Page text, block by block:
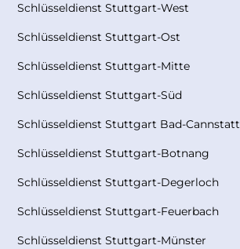
Schlüsseldienst Stuttgart-West
Schlüsseldienst Stuttgart-Ost
Schlüsseldienst Stuttgart-Mitte
Schlüsseldienst Stuttgart-Süd
Schlüsseldienst Stuttgart Bad-Cannstatt
Schlüsseldienst Stuttgart-Botnang
Schlüsseldienst Stuttgart-Degerloch
Schlüsseldienst Stuttgart-Feuerbach
Schlüsseldienst Stuttgart-Münster